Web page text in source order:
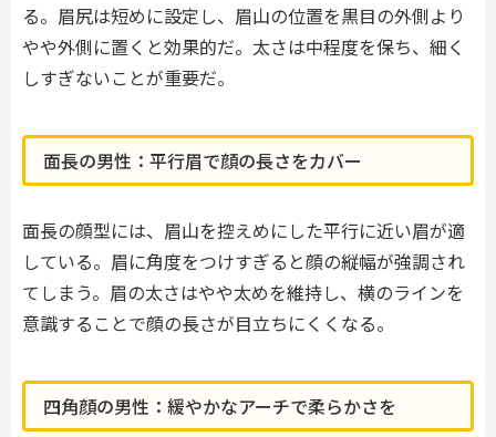
る。眉尻は短めに設定し、眉山の位置を黒目の外側より
やや外側に置くと効果的だ。太さは中程度を保ち、細く
しすぎないことが重要だ。
面長の男性：平行眉で顔の長さをカバー
面長の顔型には、眉山を控えめにした平行に近い眉が適
している。眉に角度をつけすぎると顔の縦幅が強調され
てしまう。眉の太さはやや太めを維持し、横のラインを
意識することで顔の長さが目立ちにくくなる。
四角顔の男性：緩やかなアーチで柔らかさを